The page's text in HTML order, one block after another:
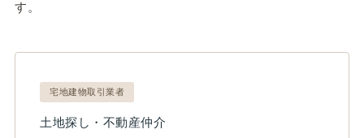
す。
宅地建物取引業者
土地探し・不動産仲介